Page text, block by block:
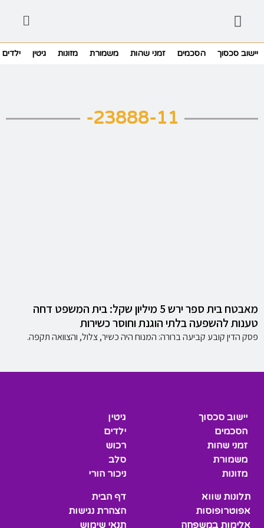
יישוב סכסוך הסכמים זמני שהות משמורת מזונות גיטין ילדים
23888-11-
מאבטח בית ספר ירש 5 מיליון שקל: בית המשפט דחה
טענות להשפעה בלתי הוגנת וחוסר כשירות
פסק הדין קובע קביעה ברורה: המנוח היה כשיר, צלול, והצוואה תקפה.
יישוב סכסוך
הסכמים
זמני שהות
משמורת
מזונות
גיטין
ילדים
רכוש
סלב
ניכור הורי
תלונות שווא
אפוטרופוסות
אלימות במשפחה
דף הבית
הצהרת נגישות
תנאי שימוש